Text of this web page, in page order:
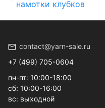
намотки клубков
contact@yarn-sale.ru
+7 (499) 705-0604
пн-пт: 10:00-18:00
сб: 10:00-16:00
вс: выходной